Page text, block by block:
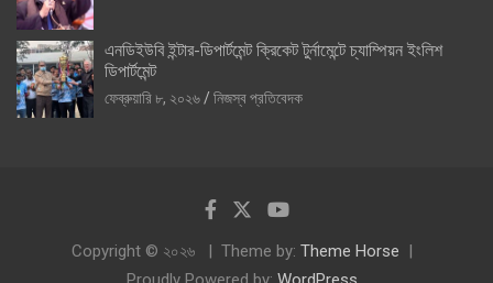
এনডিইউবি ইন্টার-ডিপার্টমেন্ট ক্রিকেট টুর্নামেন্টে চ্যাম্পিয়ন ইংলিশ
ডিপার্টমেন্ট
ফেব্রুয়ারি ৮, ২০২৬
নিজস্ব প্রতিবেদক
Copyright © ২০২৬ Theme by: Theme Horse